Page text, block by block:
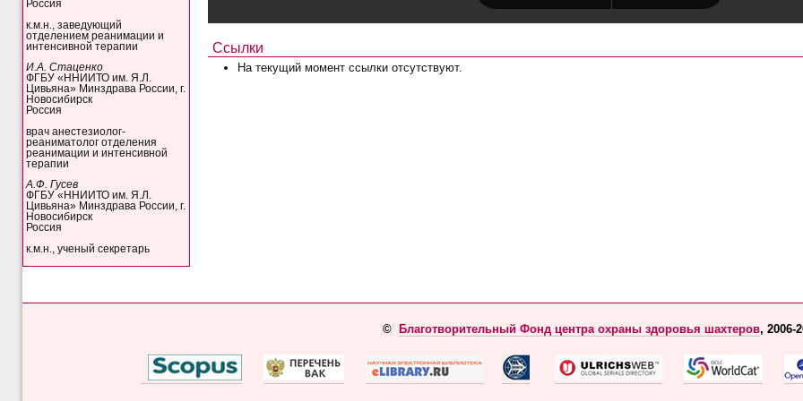
Россия
к.м.н., заведующий
отделением реанимации и
интенсивной терапии
И.А. Стаценко
ФГБУ «ННИИТО им. Я.Л.
Цивьяна» Минздрава России, г.
Новосибирск
Россия
врач анестезиолог-
реаниматолог отделения
реанимации и интенсивной
терапии
А.Ф. Гусев
ФГБУ «ННИИТО им. Я.Л.
Цивьяна» Минздрава России, г.
Новосибирск
Россия
к.м.н., ученый секретарь
Ссылки
На текущий момент ссылки отсутствуют.
© Благотворительный Фонд центра охраны здоровья шахтеров, 2006-